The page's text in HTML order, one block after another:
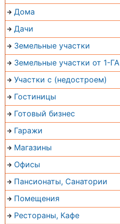
Дома
Дачи
Земельные участки
Земельные участки от 1-ГА
Участки с (недостроем)
Гостиницы
Готовый бизнес
Гаражи
Магазины
Офисы
Пансионаты, Санатории
Помещения
Рестораны, Кафе